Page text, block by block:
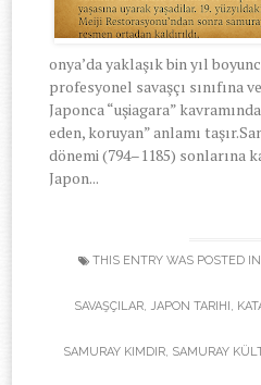
onya’da yaklaşık bin yıl
profesyonel savaşçı sınıfına
Japonca “uşiagara”
eden, koruyan” anlamı
dönemi (794–1185) sonlarına
Japon...
THIS ENTRY WAS POSTED IN
SAVAŞÇILAR, JAPON TARIHI ,
SAMURAY KIMDIR, SAMURAY